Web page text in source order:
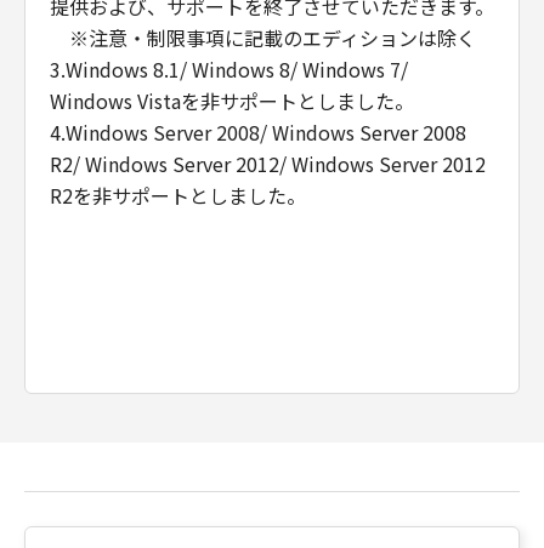
提供および、サポートを終了させていただきます。
※注意・制限事項に記載のエディションは除く
3.Windows 8.1/ Windows 8/ Windows 7/
Windows Vistaを非サポートとしました。
4.Windows Server 2008/ Windows Server 2008
R2/ Windows Server 2012/ Windows Server 2012
R2を非サポートとしました。